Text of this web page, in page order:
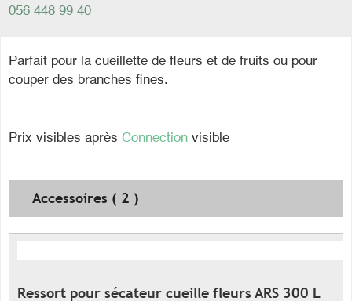
056 448 99 40
Parfait pour la cueillette de fleurs et de fruits ou pour
couper des branches fines.
Prix visibles après Connection visible
Accessoires ( 2 )
Ressort pour sécateur cueille fleurs ARS 300 L